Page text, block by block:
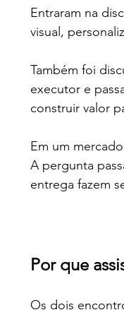
Entraram na
visual,
Também foi
executor e
construir valor
Em um
A pergunta
entrega fazem
Por que
Os dois